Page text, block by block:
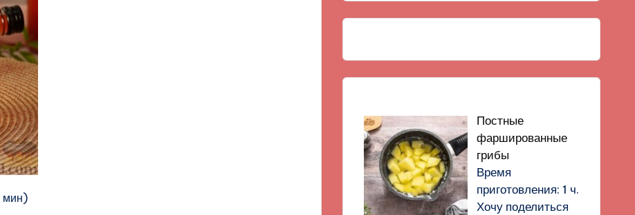
мин)
Постные
фаршированные
грибы
Время
приготовления: 1 ч.
Хочу поделиться